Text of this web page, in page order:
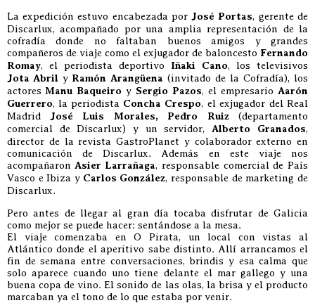
La expedición estuvo encabezada por José Portas, gerente de
Discarlux, acompañado por una amplia representación de la
cofradía donde no faltaban buenos amigos y grandes
compañeros de viaje como el exjugador de baloncesto Fernando
Romay, el periodista deportivo Iñaki Cano, los televisivos
Jota Abril y Ramón Arangüena (invitado de la Cofradía), los
actores Manu Baqueiro y Sergio Pazos, el empresario Aarón
Guerrero, la periodista Concha Crespo, el exjugador del Real
Madrid José Luis Morales, Pedro Ruiz (departamento
comercial de Discarlux) y un servidor, Alberto Granados,
director de la revista GastroPlanet y colaborador externo en
comunicación de Discarlux. Además en este viaje nos
acompañaron Asier Larrañaga, responsable comercial de País
Vasco e Ibiza y Carlos González, responsable de marketing de
Discarlux.
Pero antes de llegar al gran día tocaba disfrutar de Galicia
como mejor se puede hacer: sentándose a la mesa.
El viaje comenzaba en O Pirata, un local con vistas al
Atlántico donde el aperitivo sabe distinto. Allí arrancamos el
fin de semana entre conversaciones, brindis y esa calma que
solo aparece cuando uno tiene delante el mar gallego y una
buena copa de vino. El sonido de las olas, la brisa y el producto
marcaban ya el tono de lo que estaba por venir.